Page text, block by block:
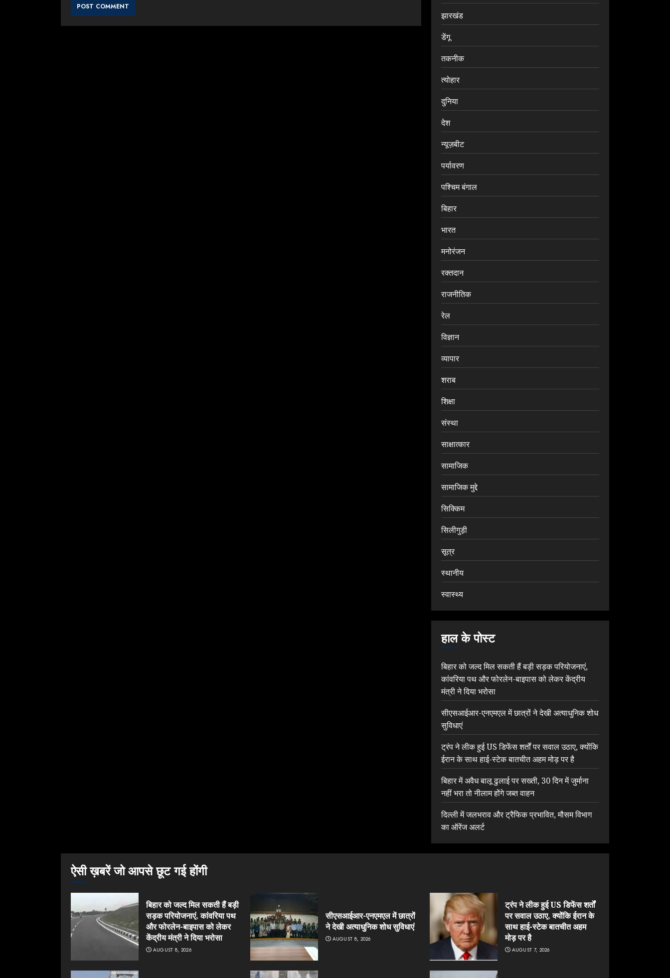
झारखंड
डेंगू
तकनीक
त्योहार
दुनिया
देश
न्यूज़बीट
पर्यावरण
पश्चिम बंगाल
बिहार
भारत
मनोरंजन
रक्तदान
राजनीतिक
रेल
विज्ञान
व्यापार
शराब
शिक्षा
संस्था
साक्षात्कार
सामाजिक
सामाजिक मुद्दे
सिक्किम
सिलीगुड़ी
सूत्र
स्थानीय
स्वास्थ्य
हाल के पोस्ट
बिहार को जल्द मिल सकती हैं बड़ी सड़क परियोजनाएं,
कांवरिया पथ और फोरलेन-बाइपास को लेकर केंद्रीय
मंत्री ने दिया भरोसा
सीएसआईआर-एनएमएल में छात्रों ने देखी अत्याधुनिक शोध
सुविधाएं
ट्रंप ने लीक हुई US डिफेंस शर्तों पर सवाल उठाए, क्योंकि
ईरान के साथ हाई-स्टेक बातचीत अहम मोड़ पर है
बिहार में अवैध बालू ढुलाई पर सख्ती, 30 दिन में जुर्माना
नहीं भरा तो नीलाम होंगे जब्त वाहन
दिल्ली में जलभराव और ट्रैफिक प्रभावित, मौसम विभाग
का ऑरेंज अलर्ट
ऐसी ख़बरें जो आपसे छूट गई होंगी
बिहार को जल्द मिल सकती हैं बड़ी
सड़क परियोजनाएं, कांवरिया पथ
और फोरलेन-बाइपास को लेकर
केंद्रीय मंत्री ने दिया भरोसा
AUGUST 8, 2026
सीएसआईआर-एनएमएल में छात्रों
ने देखी अत्याधुनिक शोध सुविधाएं
AUGUST 8, 2026
ट्रंप ने लीक हुई US डिफेंस शर्तों
पर सवाल उठाए, क्योंकि ईरान के
साथ हाई-स्टेक बातचीत अहम
मोड़ पर है
AUGUST 7, 2026